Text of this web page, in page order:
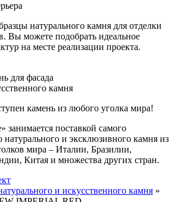
натурального камня для отделки
Вы можете подобрать идеальное
на месте реализации проекта.
камень из любого уголка мира!
занимается поставкой самого
натурального и эксклюзивного камня из
мира – Италии, Бразилии,
Китая и множества других стран.
и искусственного камня »